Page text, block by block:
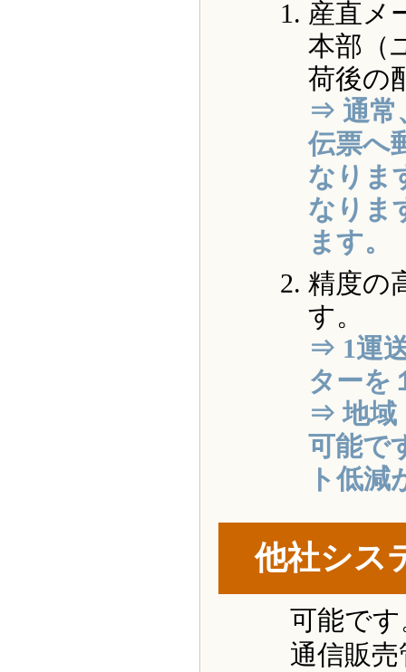
産直メ
本部（
荷後の
⇒ 通常
伝票へ
なりま
なりま
ます。
精度の
す。
⇒ 1運
ターを
⇒ 地域
可能で
ト低
他社シス
可能で
通信販